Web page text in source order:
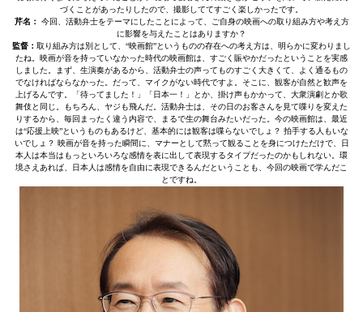
づくことがあったりしたので、撮影しててすごく楽しかったです。
芹名：
今回、活動弁士をテーマにしたことによって、ご自身の映画への取り組み方や考え方
に影響を与えたことはありますか？
監督： 取り組み方は別として、“映画館”というものの存在への考え方は、明らかに変わりまし
たね。映画が音を持っていなかった時代の映画館は、すごく賑やかだったということを実感
しました。まず、生演奏があるから、活動弁士の声ってものすごく大きくて、よく通るもの
でなければならなかった。だって、マイクがない時代ですよ。そこに、観客が自然と歓声を
上げるんです。「待ってました！」「日本一！」とか、掛け声もかかって、大衆演劇とか歌
舞伎と同じ。もちろん、ヤジも飛んだ。活動弁士は、その日のお客さんを見て喋りを変えた
りするから、毎回まったく違う内容で、まるで生の舞台みたいだった。今の映画館は、最近
は“応援上映”というものもあるけど、基本的には観客は喋らないでしょ？ 拍手する人もいな
いでしょ？ 映画が音を持った瞬間に、マナーとして黙って観ることを身につけただけで、日
本人は本当はもっといろいろな感情を表に出して表現するタイプだったのかもしれない。環
境さえあれば、日本人は感情を自由に表現できるんだということも、今回の映画で学んだこ
とですね。